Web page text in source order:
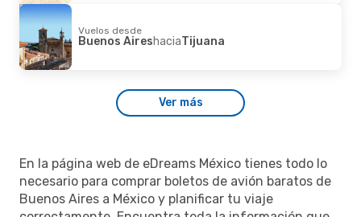
Vuelos desde
Buenos AireshaciaTijuana
Ver más
En la página web de eDreams México tienes todo lo
necesario para comprar boletos de avión baratos de
Buenos Aires a México y planificar tu viaje